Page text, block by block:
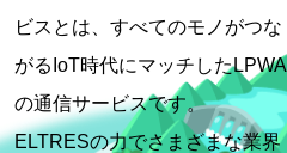
ビスとは、 すべてのモノがつな
がるIoT時代にマッチしたLPWA
の通信サービスです。
ELTRESの力でさまざまな業界